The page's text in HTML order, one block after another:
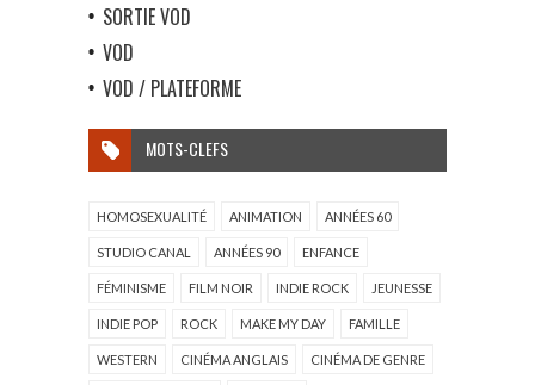
SORTIE VOD
VOD
VOD / PLATEFORME
MOTS-CLEFS
HOMOSEXUALITÉ ANIMATION ANNÉES 60
STUDIO CANAL ANNÉES 90 ENFANCE
FÉMINISME FILM NOIR INDIE ROCK JEUNESSE
INDIE POP ROCK MAKE MY DAY FAMILLE
WESTERN CINÉMA ANGLAIS CINÉMA DE GENRE